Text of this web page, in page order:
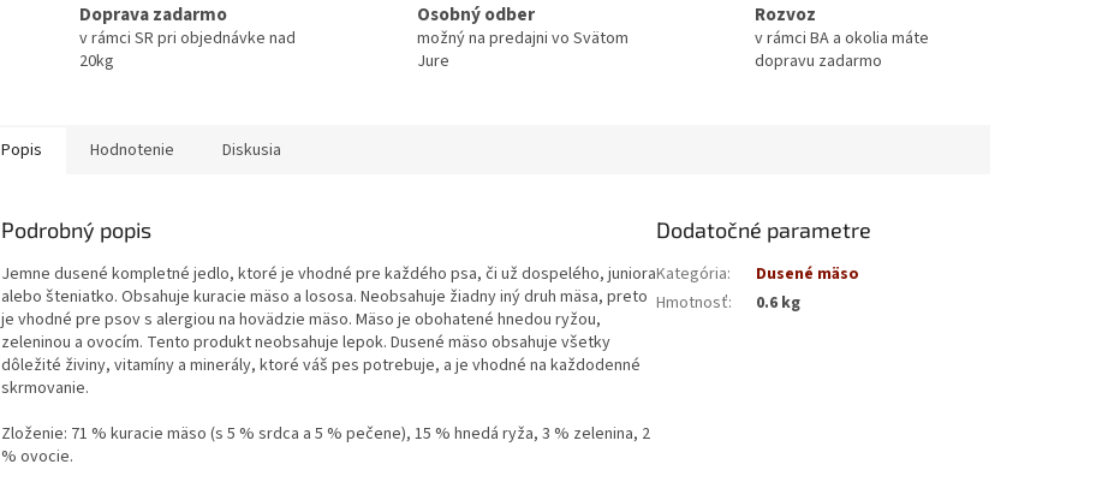
Doprava zadarmo
v rámci SR pri objednávke nad
20kg
Osobný odber
možný na predajni vo Svätom
Jure
Rozvoz
v rámci BA a okolia máte
dopravu zadarmo
Popis Hodnotenie Diskusia
Podrobný popis
Jemne dusené kompletné jedlo, ktoré je vhodné pre každého psa, či už dospelého, juniora
alebo šteniatko. Obsahuje kuracie mäso a lososa. Neobsahuje žiadny iný druh mäsa, preto
je vhodné pre psov s alergiou na hovädzie mäso. Mäso je obohatené hnedou ryžou,
zeleninou a ovocím. Tento produkt neobsahuje lepok. Dusené mäso obsahuje všetky
dôležité živiny, vitamíny a minerály, ktoré váš pes potrebuje, a je vhodné na každodenné
skrmovanie.
Zloženie: 71 % kuracie mäso (s 5 % srdca a 5 % pečene), 15 % hnedá ryža, 3 % zelenina, 2
% ovocie.
Dodatočné parametre
Kategória:
Dusené mäso
Hmotnosť: 0.6 kg